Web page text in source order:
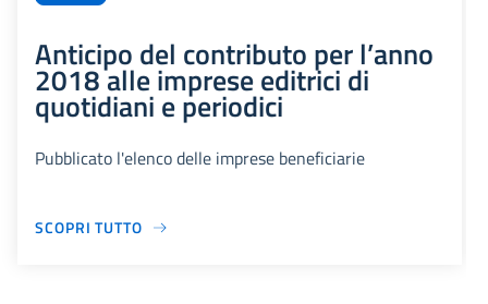
Anticipo del contributo per l’anno
2018 alle imprese editrici di
quotidiani e periodici
Pubblicato l'elenco delle imprese beneficiarie
SCOPRI TUTTO